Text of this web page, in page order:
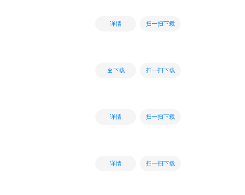
详情 扫一扫下载
下载 扫一扫下载
详情 扫一扫下载
详情 扫一扫下载